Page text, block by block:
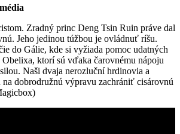
Zradný princ Deng Tsin Ruin práve dal
Jeho jedinou túžbou je ovládnuť ríšu.
do Gálie, kde si vyžiada pomoc udatných
ktorí sú vďaka čarovnému nápoju
Naši dvaja nerozluční hrdinovia a
na dobrodružnú výpravu zachrániť cisárovnú